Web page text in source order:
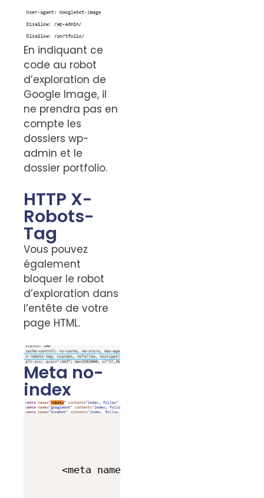
En indiquant ce
code au robot
d’exploration de
Google Image, il
ne prendra pas en
compte les
dossiers wp-
admin et le
dossier portfolio.
HTTP X-
Robots-
Tag
Vous pouvez
également
bloquer le robot
d’exploration dans
l’entête de votre
page HTML.
Meta no-
index
<meta name="robots"